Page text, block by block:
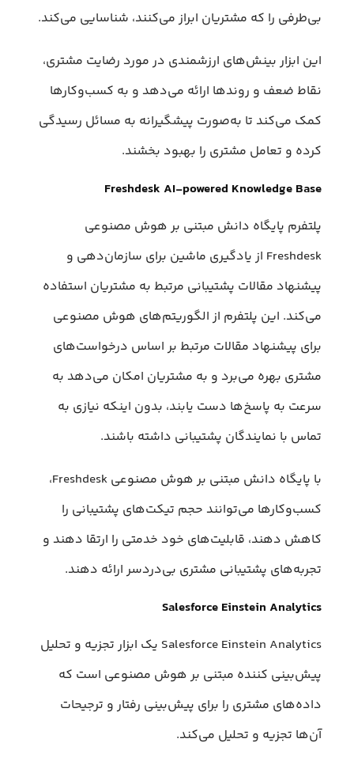
بی‌طرفی را که مشتریان ابراز می‌کنند، شناسایی می‌کند.
این ابزار بینش‌های ارزشمندی در مورد رضایت مشتری،
نقاط ضعف و روندها ارائه می‌دهد و به کسب‌وکارها
کمک می‌کند تا به‌صورت پیشگیرانه به مسائل رسیدگی
کرده و تعامل مشتری را بهبود بخشند.
Freshdesk AI-powered Knowledge Base
پلتفرم پایگاه دانش مبتنی بر هوش مصنوعی
Freshdesk از یادگیری ماشین برای سازمان‌دهی و
پیشنهاد مقالات پشتیبانی مرتبط به مشتریان استفاده
می‌‌کند. این پلتفرم از الگوریتم‌های هوش مصنوعی
برای پیشنهاد مقالات مرتبط بر اساس درخواست‌های
مشتری بهره می‌برد و به مشتریان امکان می‌دهد به
سرعت به پاسخ‌ها دست یابند، بدون اینکه نیازی به
تماس با نمایندگان پشتیبانی داشته باشند.
با پایگاه دانش مبتنی بر هوش مصنوعی Freshdesk،
کسب‌وکارها می‌توانند حجم تیکت‌های پشتیبانی را
کاهش دهند، قابلیت‌های خود خدمتی را ارتقا دهند و
تجربه‌های پشتیبانی مشتری بی‌دردسر ارائه دهند.
Salesforce Einstein Analytics
Salesforce Einstein Analytics یک ابزار تجزیه و تحلیل
پیش‌بینی کننده مبتنی بر هوش مصنوعی است که
داده‌های مشتری را برای پیش‌بینی رفتار و ترجیحات
آن‌ها تجزیه و تحلیل می‌کند.